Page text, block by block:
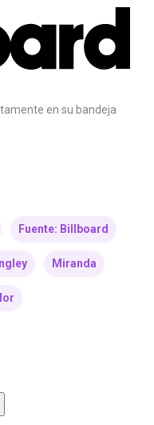
en su bandeja
Fuente: Billboard
Miranda